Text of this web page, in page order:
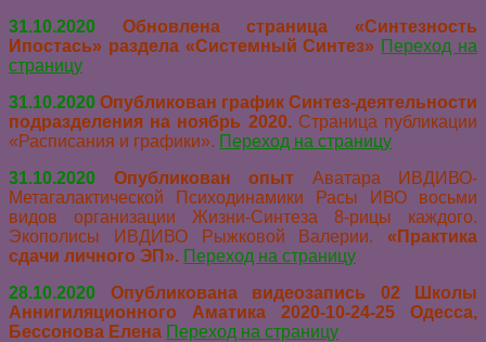
31.10.2020
Обновлена страница «Синтезность
Ипостась» раздела «Системный Синтез» Переход на
страницу
31.10.2020 Опубликован график Синтез-деятельности
подразделения на ноябрь 2020. Страница публикации
«Расписания и графики». Переход на страницу
31.10.2020
Опубликован опыт Аватара
ИВДИВО-
Метагалактической Психодинамики Расы ИВО восьми
видов организации Жизни-Синтеза 8-рицы каждого.
Экополисы ИВДИВО Рыжковой Валерии. «Практика
сдачи личного ЭП». Переход на страницу
28.10.2020
Опубликована видеозапись 02 Школы
Аннигиляционного Аматика 2020-10-24-25 Одесса,
Бессонова Елена Переход на страницу